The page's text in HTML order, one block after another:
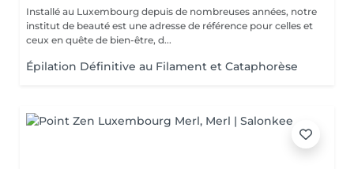
Installé au Luxembourg depuis de nombreuses années, notre
institut de beauté est une adresse de référence pour celles et
ceux en quête de bien-être, d...
Épilation Définitive au Filament et Cataphorèse